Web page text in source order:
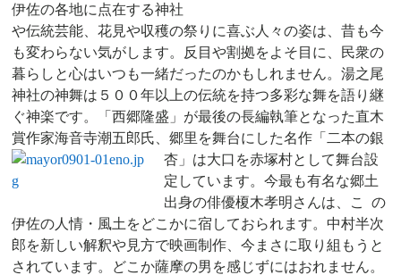
伊佐の各地に点在する神社
や伝統芸能、花見や収穫の祭りに喜ぶ人々の姿は、昔も今
も変わらない気がします。反目や割拠をよそ目に、民衆の
暮らしと心はいつも一緒だったのかもしれません。湯之尾
神社の神舞は５００年以上の伝統を持つ多彩な舞を語り継
ぐ神楽です。「西郷隆盛」が最後の長編執筆となった直木
賞作家海音寺潮五郎氏、郷里を舞台にした名作「二本の銀
杏」は大口を赤塚村として舞台設
定しています。今最 も有名な郷土
出身の俳優榎木孝明さんは、こ
の
伊佐の人情・風土をどこかに宿しておられます。中村半次
郎を新しい解釈や見方で映画制作、今まさに取り組もうと
されています。どこか薩摩の男を感じずにはおれません。